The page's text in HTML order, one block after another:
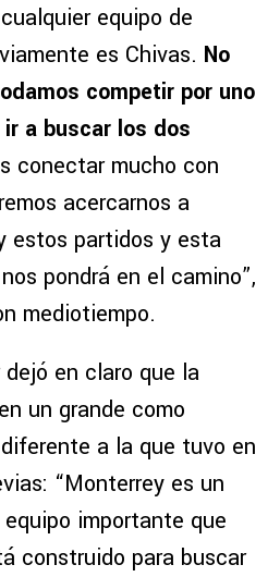
equipo de
es Chivas. No
competir por uno
a buscar los dos
conectar mucho con
acercarnos a
estos partidos y esta
pondrá en el camino”,
mediotiempo.
en claro que la
un grande como
a la que tuvo en
“Monterrey es un
importante que
construido para buscar